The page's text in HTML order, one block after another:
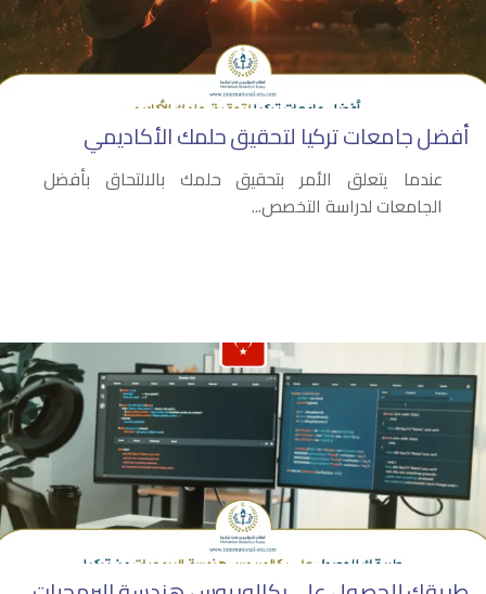
أفضل جامعات تركيا لتحقيق حلمك الأكاديمي
عندما يتعلق الأمر بتحقيق حلمك بالالتحاق بأفضل
الجامعات لدراسة التخصص...